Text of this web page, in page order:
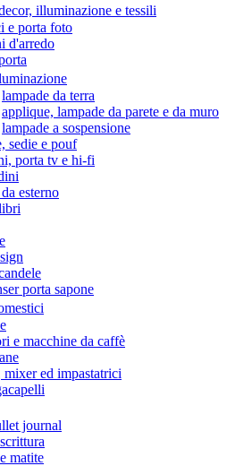
illuminazione e tessili
e porta foto
d'arredo
lampade da terra
applique, lampade da parete e da muro
lampade a sospensione
sedie e pouf
porta tv e hi-fi
esterno
porta sapone
e macchine da caffè
mixer ed impastatrici
journal
matite